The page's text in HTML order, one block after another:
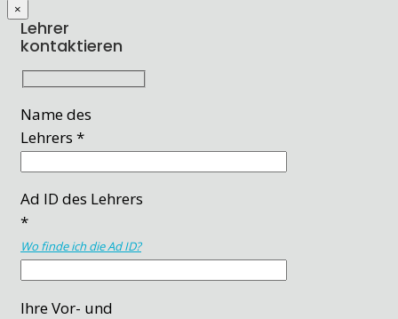
×
Lehrer
kontaktieren
Name des
Lehrers *
Ad ID des Lehrers
*
Wo finde ich die Ad ID?
Ihre Vor- und